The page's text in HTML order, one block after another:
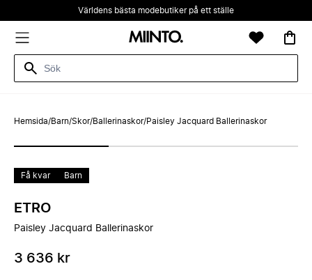
Världens bästa modebutiker på ett ställe
Hemsida/Barn/Skor/Ballerinaskor/Paisley Jacquard Ballerinaskor
Få kvar Barn
ETRO
Paisley Jacquard Ballerinaskor
3 636 kr